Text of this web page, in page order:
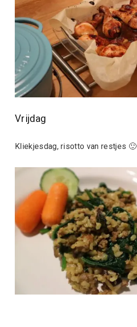
Vrijdag
Kliekjesdag, risotto van restjes 🙂